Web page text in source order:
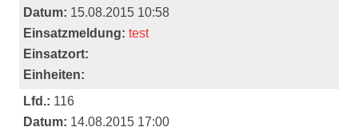
Datum: 15.08.2015 10:58
Einsatzmeldung: test
Einsatzort:
Einheiten:
Lfd.: 116
Datum: 14.08.2015 17:00